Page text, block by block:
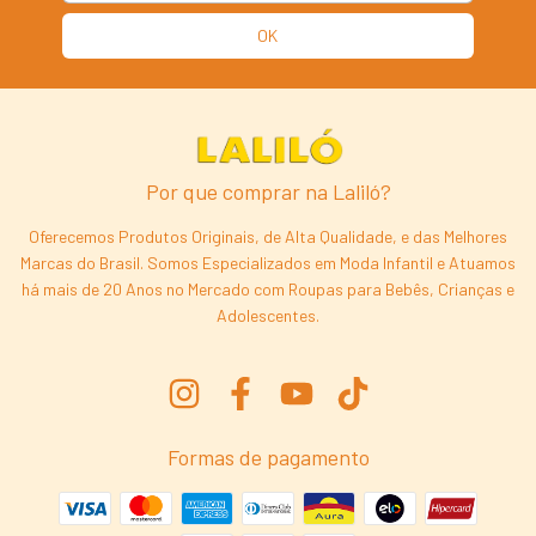
Por que comprar na Laliló?
Oferecemos Produtos Originais, de Alta Qualidade, e das Melhores
Marcas do Brasil. Somos Especializados em Moda Infantil e Atuamos
há mais de 20 Anos no Mercado com Roupas para Bebês, Crianças e
Adolescentes.
Formas de pagamento